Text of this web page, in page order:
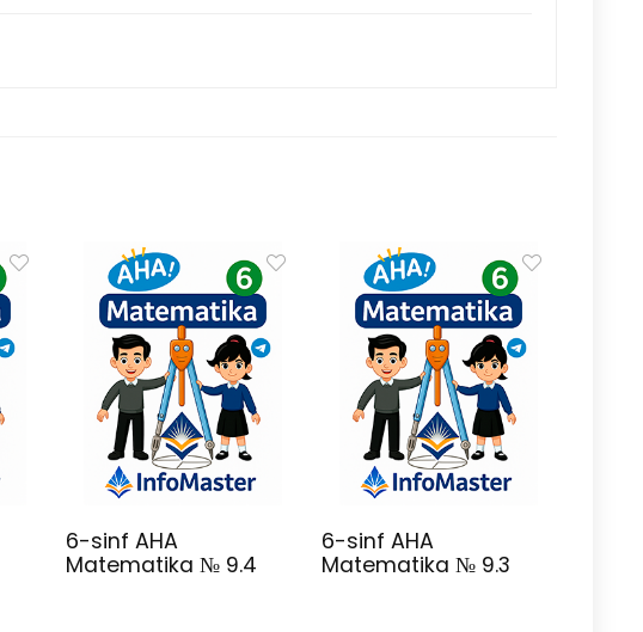
6-sinf AHA
Matematika № 9.4
6-sinf AHA
Matematika № 9.3